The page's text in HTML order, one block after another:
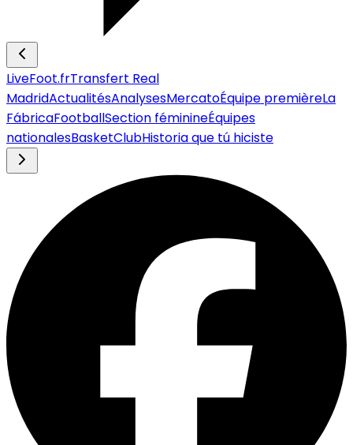
LiveFoot.frTransfert Real
MadridActualitésAnalysesMercatoÉquipe premièreLa
FábricaFootballSection féminineÉquipes
nationalesBasketClubHistoria que tú hiciste